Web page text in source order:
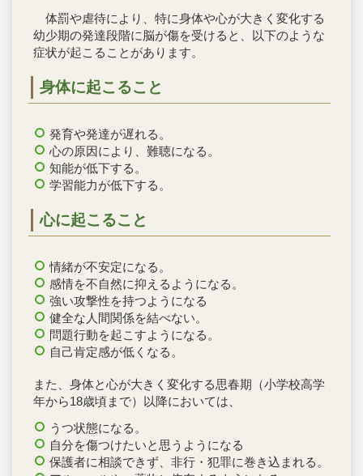
体罰や虐待により、特に身体や心が大きく変化する
幼少期の発達段階に脳が傷を受けると、以下のような
症状が起こることがあります。
身体に起こること
発育や発達が遅れる。
心の原因により、難聴になる。
知能が低下する。
学習能力が低下する。
心に起こること
情緒が不安定になる。
感情を不自然に抑えるようになる。
強い攻撃性を持つようになる
健全な人間関係を結べない。
問題行動を起こすようになる。
自己肯定感が低くなる。
また、身体と心が大きく変化する思春期（小学校高学
年から18歳頃まで）以降においては、
うつ状態になる。
自分を傷つけたいと思うようになる
保護者に相談できず、非行・犯罪に巻き込まれる。